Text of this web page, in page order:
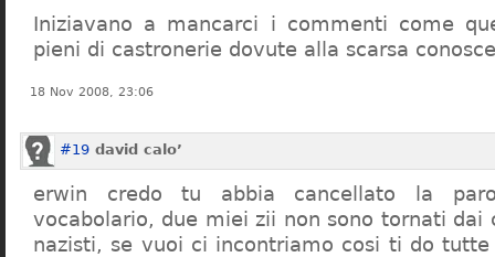
Iniziavano a mancarci i commenti come
pieni di castronerie dovute alla scarsa
18 Nov 2008, 23:06
#19 david calo’
erwin credo tu abbia cancellato la
vocabolario, due miei zii non sono tornati dai
nazisti, se vuoi ci incontriamo cosi ti do tutte